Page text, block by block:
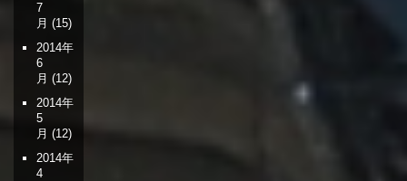
7
月 (15)
2014年
6
月 (12)
2014年
5
月 (12)
2014年
4